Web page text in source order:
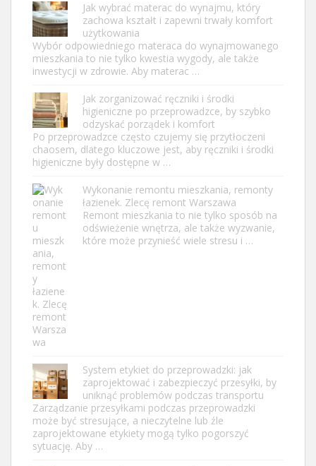
Jak wybrać materac do wynajmu, który
zachowa kształt i zapewni trwały komfort
użytkowania
Wybór odpowiedniego materaca do wynajmowanego
mieszkania to nie tylko kwestia wygody, ale także
inwestycji w zdrowie. Aby materac …
Jak zorganizować ręczniki i środki
higieniczne po przeprowadzce, by szybko
odzyskać porządek i komfort
Po przeprowadzce często czujemy się przytłoczeni
chaosem, dlatego kluczowe jest, aby ręczniki i środki
higieniczne były dostępne w …
Wykonanie remontu mieszkania, remonty
łazienek. Zlecę remont Warszawa
Remont mieszkania to nie tylko sposób na
odświeżenie wnętrza, ale także wyzwanie,
które może przynieść wiele stresu i …
System etykiet do przeprowadzki: jak
zaprojektować i zabezpieczyć przesyłki, by
uniknąć problemów podczas transportu
Zarządzanie przesyłkami podczas przeprowadzki
może być stresujące, a nieczytelne lub źle
zaprojektowane etykiety mogą tylko pogorszyć
sytuację. Aby …